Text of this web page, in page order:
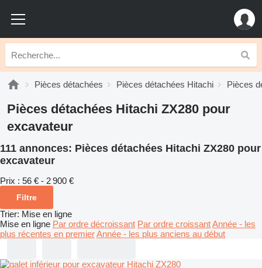
Pièces détachées Pièces détachées Hitachi Pièces
Pièces détachées Hitachi ZX280 pour
excavateur
111 annonces: Pièces détachées Hitachi ZX280 pour
excavateur
Prix : 56 € - 2 900 €
Filtre
Trier: Mise en ligne
Mise en ligne Par ordre décroissant Par ordre croissantAnnée - les
plus récentes en premierAnnée - les plus anciens au début